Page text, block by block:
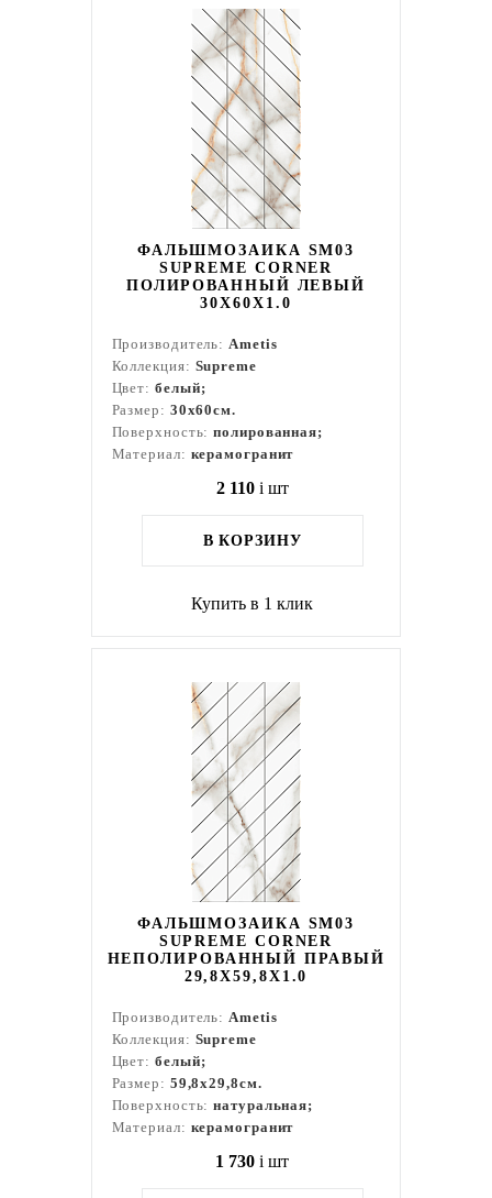
ФАЛЬШМОЗАИКА SM03
SUPREME CORNER
ПОЛИРОВАННЫЙ ЛЕВЫЙ
30X60X1.0
Производитель:Ametis
Коллекция: Supreme
Цвет: белый;
Размер: 30x60см.
Поверхность:полированная;
Материал: керамогранит
2 110 i шт
В КОРЗИНУ
Купить в 1 клик
ФАЛЬШМОЗАИКА SM03
SUPREME CORNER
НЕПОЛИРОВАННЫЙ ПРАВЫЙ
29,8X59,8X1.0
Производитель:Ametis
Коллекция: Supreme
Цвет: белый;
Размер: 59,8x29,8см.
Поверхность:натуральная;
Материал: керамогранит
1 730 i шт